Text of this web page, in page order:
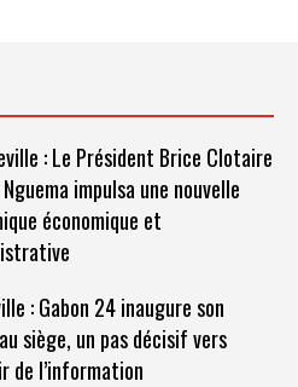
: Le Président Brice Clotaire
impulsa une nouvelle
économique et
: Gabon 24 inaugure son
siège, un pas décisif vers
de l’information